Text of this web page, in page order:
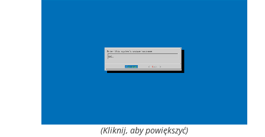
(Kliknij, aby powiększyć)